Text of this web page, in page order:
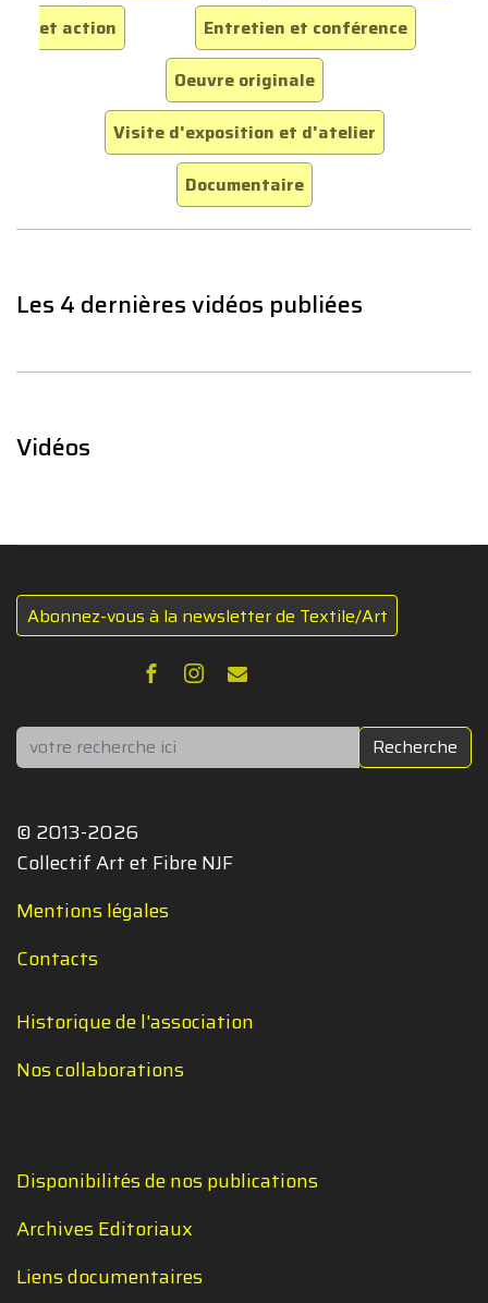
et action
Entretien et conférence
Oeuvre originale
Visite d'exposition et d'atelier
Documentaire
Les 4 dernières vidéos publiées
Vidéos
Abonnez-vous à la newsletter de Textile/Art
Rechercher Recherche
© 2013-2026
Collectif Art et Fibre NJF
Mentions légales
Contacts
Historique de l'association
Nos collaborations
Disponibilités de nos publications
Archives Editoriaux
Liens documentaires